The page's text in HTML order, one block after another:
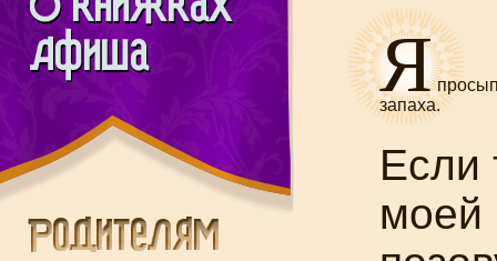
Я
запаха.
Если
моей